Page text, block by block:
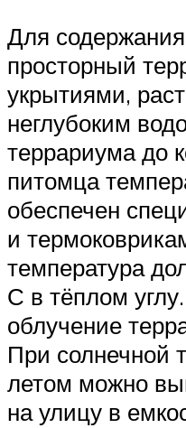
Для
просторный
укрытиями,
неглубоким
террариума до
питомца
обеспечен
и
температура
С в тёплом
облучение
При солнечной
летом можно
на улицу в